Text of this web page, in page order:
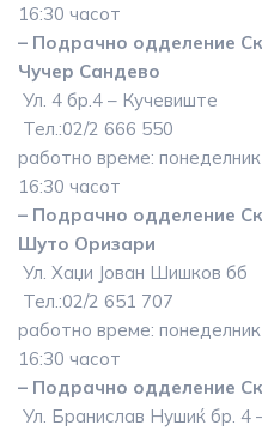
16:30 часот
– Подрачно одделение
Чучер Сандево
Ул. 4 бр.4 – Кучевиште
Тел.:02/2 666 550
работно време:
16:30 часот
– Подрачно одделение
Шуто Оризари
Ул. Хаџи Јован Шишков бб
Тел.:02/2 651 707
работно време:
16:30 часот
– Подрачно одделение
Ул. Бранислав Нушиќ бр. 4